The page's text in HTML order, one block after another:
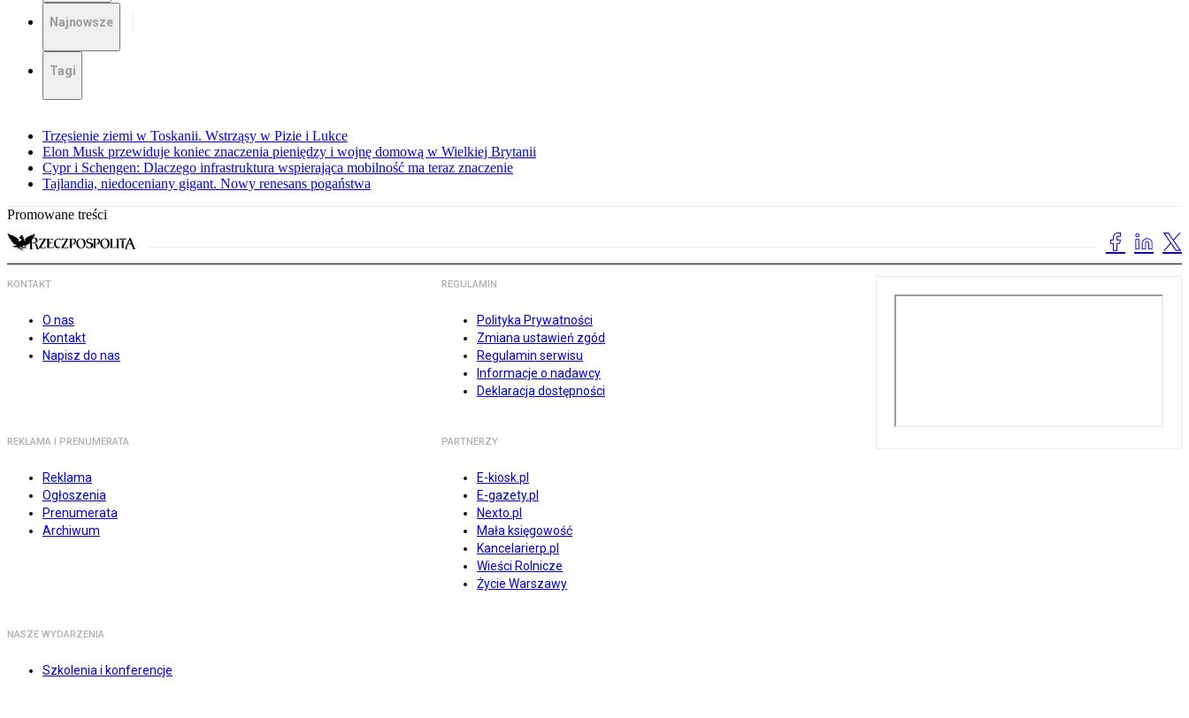
Najnowsze
Tagi
Trzęsienie ziemi w Toskanii. Wstrząsy w Pizie i Lukce
Elon Musk przewiduje koniec znaczenia pieniędzy i wojnę domową w Wielkiej Brytanii
Cypr i Schengen: Dlaczego infrastruktura wspierająca mobilność ma teraz znaczenie
Tajlandia, niedoceniany gigant. Nowy renesans pogaństwa
Promowane treści
KONTAKT
O nas
Kontakt
Napisz do nas
REGULAMIN
Polityka Prywatności
Zmiana ustawień zgód
Regulamin serwisu
Informacje o nadawcy
Deklaracja dostępności
REKLAMA I PRENUMERATA
Reklama
Ogłoszenia
Prenumerata
Archiwum
PARTNERZY
E-kiosk.pl
E-gazety.pl
Nexto.pl
Mała księgowość
Kancelarierp.pl
Wieści Rolnicze
Życie Warszawy
NASZE WYDARZENIA
Szkolenia i konferencje